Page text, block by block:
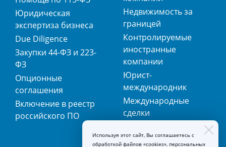
Юридическая
экспертиза бизнеса
Due Diligence
Закупки 44-ФЗ и 223-
ФЗ
Опционные
соглашения
Включение в реестр
российского ПО
Недвижимость за
границей
Контролируемые
иностранные
компании
Юрист-
международник
Международные
сделки
регистрация
Используя этот сайт, Вы соглашаетесь с
обработкой файлов «cookies», персональных